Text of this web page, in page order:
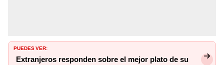
PUEDES VER:
Extranjeros responden sobre el mejor plato de su